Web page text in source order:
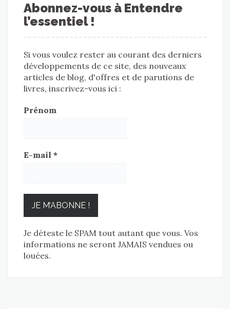
Abonnez-vous à Entendre
l’essentiel !
Si vous voulez rester au courant des derniers
développements de ce site, des nouveaux
articles de blog, d'offres et de parutions de
livres, inscrivez-vous ici :
Prénom
E-mail *
Je déteste le SPAM tout autant que vous. Vos
informations ne seront JAMAIS vendues ou
louées.